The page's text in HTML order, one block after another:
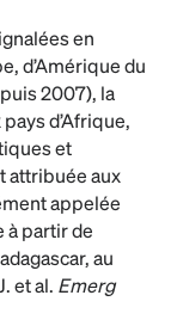
en
d’Amérique du
2007), la
d’Afrique,
et
attribuée aux
appelée
à partir de
au
et al. Emerg